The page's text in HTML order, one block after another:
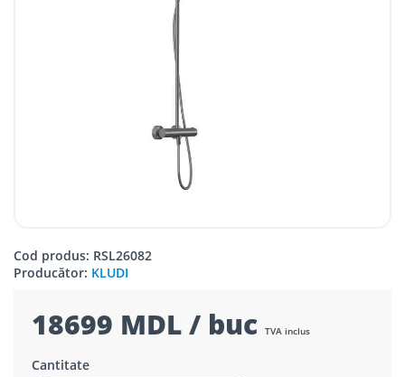
Cod produs: RSL26082
Producător: KLUDI
18699 MDL / buc TVA inclus
Cantitate